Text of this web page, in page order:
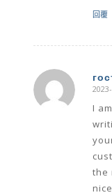
回覆
I
the